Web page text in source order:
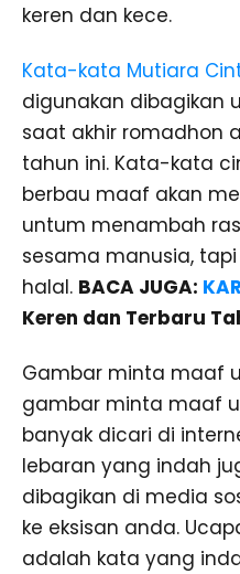
keren dan kece.
Kata-kata Mutiara
digunakan dibagikan
saat akhir romadhon
tahun ini. Kata-kata
berbau maaf akan
untum menambah
sesama manusia,
halal. BACA JUGA:
Keren dan Terbaru
Gambar minta maaf
gambar minta maaf
banyak dicari di
lebaran yang indah
dibagikan di media
ke eksisan anda.
adalah kata yang